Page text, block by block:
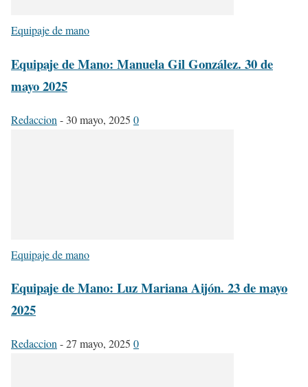
Equipaje de mano
Equipaje de Mano: Manuela Gil González. 30 de
mayo 2025
Redaccion - 30 mayo, 2025 0
Equipaje de mano
Equipaje de Mano: Luz Mariana Aijón. 23 de mayo
2025
Redaccion -27 mayo, 2025 0